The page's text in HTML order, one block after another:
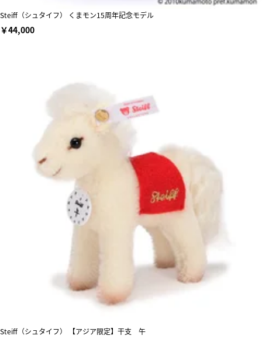
Steiff（シュタイフ） くまモン15周年記念モデル
￥44,000
Steiff（シュタイフ） 【アジア限定】干支 午